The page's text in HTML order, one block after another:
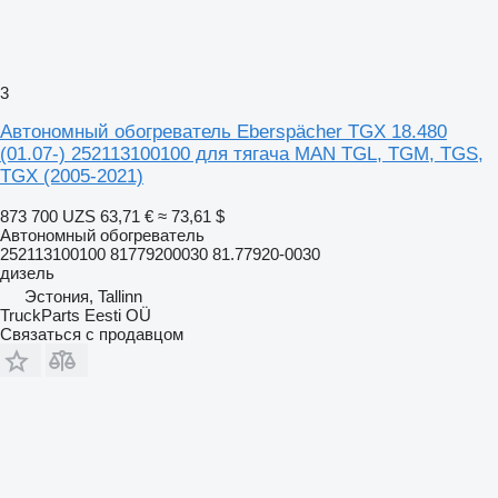
3
Автономный обогреватель Eberspächer TGX 18.480
(01.07-) 252113100100 для тягача MAN TGL, TGM, TGS,
TGX (2005-2021)
873 700 UZS 63,71 € ≈ 73,61 $
Автономный обогреватель
252113100100 81779200030 81.77920-0030
дизель
Эстония, Tallinn
TruckParts Eesti OÜ
Связаться с продавцом